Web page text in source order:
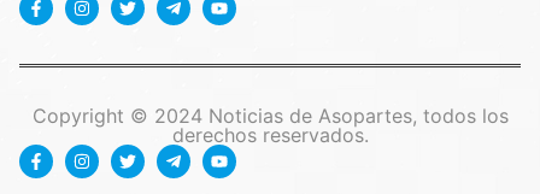
Copyright © 2024 Noticias de Asopartes, todos los
derechos reservados.